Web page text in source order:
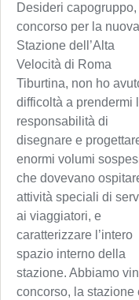
Desideri capogruppo,
concorso per la nuova
Stazione dell’Alta
Velocità di Roma
Tiburtina, non ho
difficoltà a prendermi
responsabilità di
disegnare e
enormi volumi
che dovevano
attività speciali di
ai viaggiatori, e
caratterizzare l’intero
spazio interno della
stazione. Abbiamo
concorso, la stazione